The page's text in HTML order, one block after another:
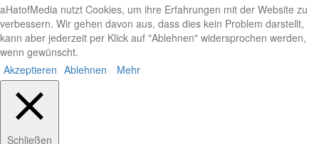
aHatofMedia nutzt Cookies, um ihre Erfahrungen mit der Website zu
verbessern. Wir gehen davon aus, dass dies kein Problem darstellt,
kann aber jederzeit per Klick auf "Ablehnen" widersprochen werden,
wenn gewünscht.
Akzeptieren Ablehnen Mehr
Schließen